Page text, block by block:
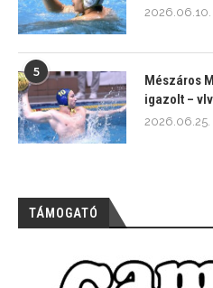
2026.06.10.
5
Mészáros
igazolt –
2026.06.25.
TÁMOGATÓ